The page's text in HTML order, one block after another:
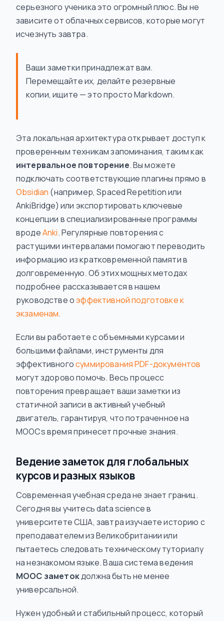
серьезного ученика это огромный плюс. Вы не
зависите от облачных сервисов, которые могут
исчезнуть завтра.
Ваши заметки принадлежат вам.
Перемещайте их, делайте резервные
копии, ищите — это просто Markdown.
Эта локальная архитектура открывает доступ к
проверенным техникам запоминания, таким как
интервальное повторение. Вы можете
подключать соответствующие плагины прямо в
Obsidian (например, Spaced Repetition или
AnkiBridge) или экспортировать ключевые
концепции в специализированные программы
вродеAnki. Регулярные повторения с
растущими интервалами помогают переводить
информацию из кратковременной памяти в
долговременную. Об этих мощных методах
подробнее рассказывается в нашем
руководстве оэффективной подготовке к
экзаменам.
Если вы работаете с объемными курсами и
большими файлами, инструменты для
эффективногосуммирования PDF-документов
могут здорово помочь. Весь процесс
повторения превращает ваши заметки из
статичной записи в активный учебный
двигатель, гарантируя, что потраченное на
MOOCs время принесет прочные знания.
Ведение заметок для глобальных
курсов и разных языков
Современная учебная среда не знает границ.
Сегодня вы учитесь data science в
университете США, завтра изучаете историю с
преподавателем из Великобритании или
пытаетесь следовать техническому туториалу
на незнакомом языке. Ваша система ведения
MOOC заметокдолжна быть не менее
универсальной.
Нужен удобный и стабильный процесс, который